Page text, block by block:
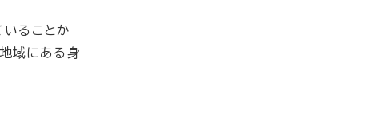
いることか
域にある身